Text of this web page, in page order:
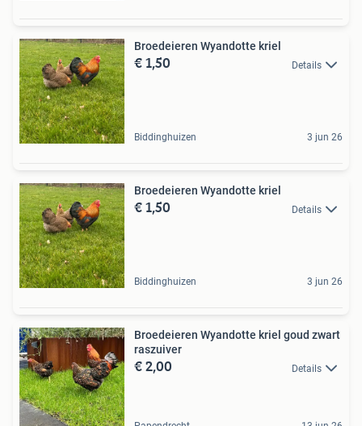
Broedeieren Wyandotte kriel
€ 1,50 Details
Biddinghuizen 3 jun 26
Broedeieren Wyandotte kriel
€ 1,50 Details
Biddinghuizen 3 jun 26
Broedeieren Wyandotte kriel goud zwart
raszuiver
€ 2,00 Details